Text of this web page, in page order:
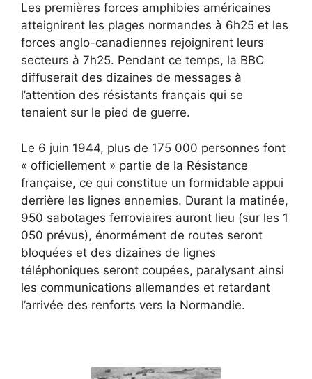
Les premières forces amphibies américaines
atteignirent les plages normandes à 6h25 et les
forces anglo-canadiennes rejoignirent leurs
secteurs à 7h25. Pendant ce temps, la BBC
diffuserait des dizaines de messages à
l’attention des résistants français qui se
tenaient sur le pied de guerre.
Le 6 juin 1944, plus de 175 000 personnes font
« officiellement » partie de la Résistance
française, ce qui constitue un formidable appui
derrière les lignes ennemies. Durant la matinée,
950 sabotages ferroviaires auront lieu (sur les 1
050 prévus), énormément de routes seront
bloquées et des dizaines de lignes
téléphoniques seront coupées, paralysant ainsi
les communications allemandes et retardant
l’arrivée des renforts vers la Normandie.